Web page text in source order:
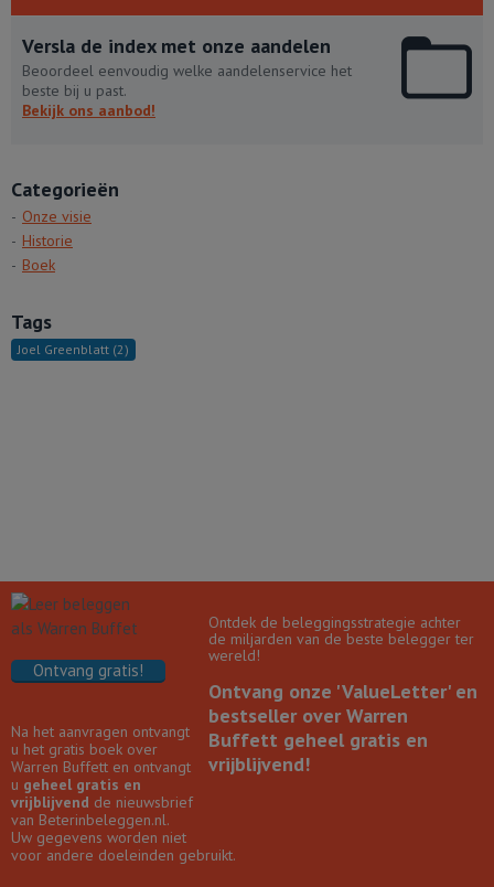
Versla de index met onze aandelen
Beoordeel eenvoudig welke aandelenservice het
beste bij u past.
Bekijk ons aanbod!
Categorieën
Onze visie
Historie
Boek
Tags
Joel Greenblatt (2)
Ontdek de beleggingsstrategie achter
de miljarden van de beste belegger ter
wereld!
Ontvang onze 'ValueLetter' en
bestseller over Warren
Buffett geheel gratis en
vrijblijvend!
Ontvang gratis!
Na het aanvragen ontvangt
u het gratis boek over
Warren Buffett en ontvangt
u geheel gratis en
vrijblijvend de nieuwsbrief
van Beterinbeleggen.nl.
Uw gegevens worden niet
voor andere doeleinden gebruikt.